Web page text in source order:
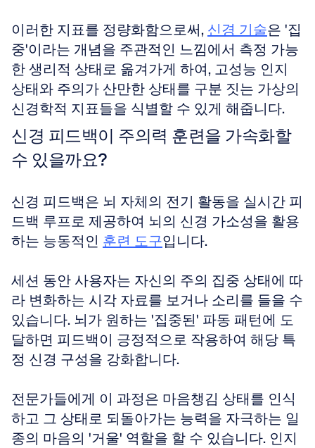
이러한 지표를 정량화함으로써, 신경 기술은 '집
중'이라는 개념을 주관적인 느낌에서 측정 가능
한 생리적 상태로 옮겨가게 하여, 고성능 인지
상태와 주의가 산만한 상태를 구분 짓는 가상의
신경학적 지표들을 식별할 수 있게 해줍니다.
신경 피드백이 주의력 훈련을 가속화할
수 있을까요?
신경 피드백은 뇌 자체의 전기 활동을 실시간 피
드백 루프로 제공하여 뇌의 신경 가소성을 활용
하는 능동적인 훈련 도구입니다.
세션 동안 사용자는 자신의 주의 집중 상태에 따
라 변화하는 시각 자료를 보거나 소리를 들을 수
있습니다. 뇌가 원하는 '집중된' 파동 패턴에 도
달하면 피드백이 긍정적으로 작용하여 해당 특
정 신경 구성을 강화합니다.
전문가들에게 이 과정은 마음챙김 상태를 인식
하고 그 상태로 되돌아가는 능력을 자극하는 일
종의 마음의 '거울' 역할을 할 수 있습니다. 인지